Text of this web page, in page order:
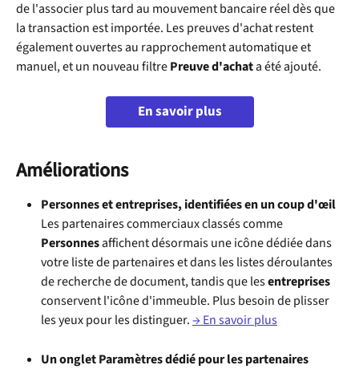
de l'associer plus tard au mouvement bancaire réel dès que
la transaction est importée. Les preuves d'achat restent
également ouvertes au rapprochement automatique et
manuel, et un nouveau filtre Preuve d'achat a été ajouté.
En savoir plus
Améliorations
Personnes et entreprises, identifiées en un coup d'œil
Les partenaires commerciaux classés comme
Personnes affichent désormais une icône dédiée dans
votre liste de partenaires et dans les listes déroulantes
de recherche de document, tandis que les entreprises
conservent l'icône d'immeuble. Plus besoin de plisser
les yeux pour les distinguer. → En savoir plus
Un onglet Paramètres dédié pour les partenaires